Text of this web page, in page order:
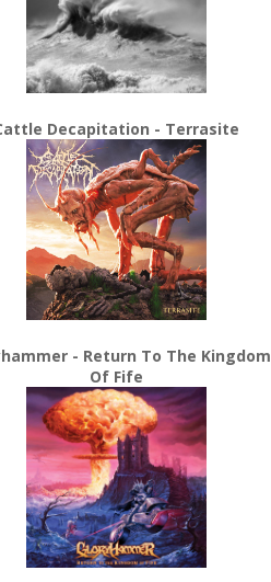
Decapitation - Terrasite
- Return To The Kingdom
Of Fife